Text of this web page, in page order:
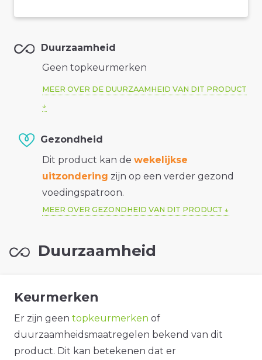
Duurzaamheid
Geen topkeurmerken
MEER OVER DE DUURZAAMHEID VAN DIT PRODUCT
Gezondheid
Dit product kan de wekelijkse
uitzondering zijn op een verder gezond
voedingspatroon.
MEER OVER GEZONDHEID VAN DIT PRODUCT
Duurzaamheid
Keurmerken
Er zijn geen topkeurmerken of
duurzaamheidsmaatregelen bekend van dit
product. Dit kan betekenen dat er